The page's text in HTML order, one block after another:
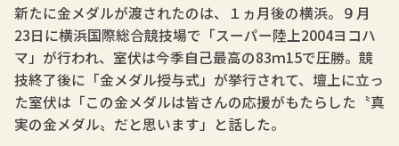
新たに金メダルが渡されたのは、１ヵ月後の横浜。９月
23日に横浜国際総合競技場で「スーパー陸上2004ヨコハ
マ」が行われ、室伏は今季自己最高の83ｍ15で圧勝。競
技終了後に「金メダル授与式」が挙行されて、壇上に立っ
た室伏は「この金メダルは皆さんの応援がもたらした〝真
実の金メダル〟だと思います」と話した。